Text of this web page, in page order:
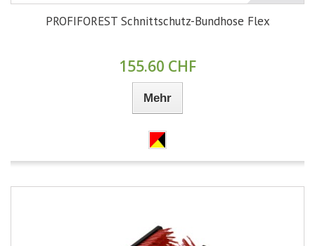
PROFIFOREST Schnittschutz-Bundhose Flex
155.60 CHF
Mehr